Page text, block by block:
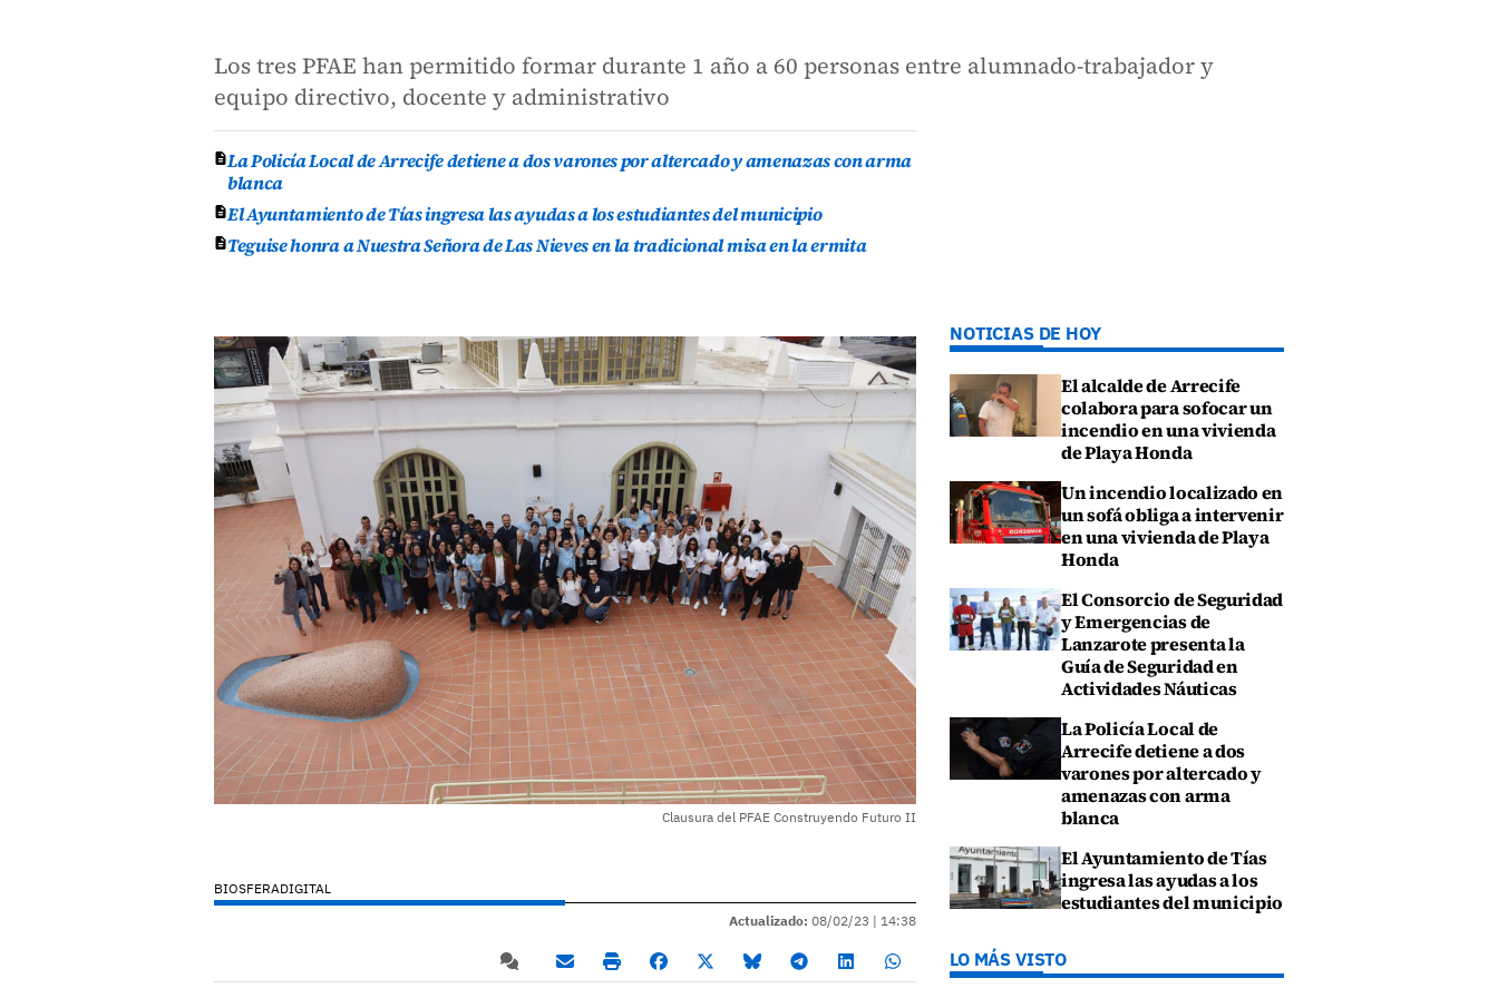
Los tres PFAE han permitido formar durante 1 año a 60 personas entre alumnado-trabajador y
equipo directivo, docente y administrativo
La Policía Local de Arrecife detiene a dos varones por altercado y amenazas con arma
blanca
El Ayuntamiento de Tías ingresa las ayudas a los estudiantes del municipio
Teguise honra a Nuestra Señora de Las Nieves en la tradicional misa en la ermita
Clausura del PFAE Construyendo Futuro II
BIOSFERADIGITAL
Actualizado: 08/02/23 | 14:38
NOTICIAS DE HOY
El alcalde de Arrecife
colabora para sofocar un
incendio en una vivienda
de Playa Honda
Un incendio localizado en
un sofá obliga a intervenir
en una vivienda de Playa
Honda
El Consorcio de Seguridad
y Emergencias de
Lanzarote presenta la
Guía de Seguridad en
Actividades Náuticas
La Policía Local de
Arrecife detiene a dos
varones por altercado y
amenazas con arma
blanca
El Ayuntamiento de Tías
ingresa las ayudas a los
estudiantes del municipio
LO MÁS VISTO